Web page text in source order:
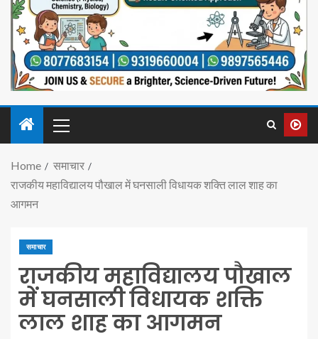
Home
समाचार
राजकीय महाविद्यालय पौखाल में घनसाली विधायक शक्ति लाल शाह का
आगमन
समाचार
राजकीय महाविद्यालय पौखाल
में घनसाली विधायक शक्ति
लाल शाह का आगमन